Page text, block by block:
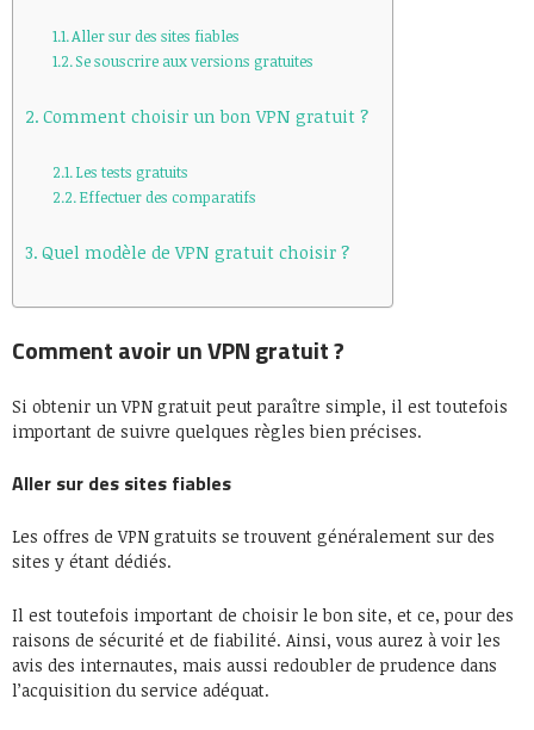
Aller sur des sites fiables
Se souscrire aux versions gratuites
Comment choisir un bon VPN gratuit ?
Les tests gratuits
Effectuer des comparatifs
Quel modèle de VPN gratuit choisir ?
Comment avoir un VPN gratuit ?
Si obtenir un VPN gratuit peut paraître simple, il est toutefois
important de suivre quelques règles bien précises.
Aller sur des sites fiables
Les offres de VPN gratuits se trouvent généralement sur des
sites y étant dédiés.
Il est toutefois important de choisir le bon site, et ce, pour des
raisons de sécurité et de fiabilité. Ainsi, vous aurez à voir les
avis des internautes, mais aussi redoubler de prudence dans
l’acquisition du service adéquat.